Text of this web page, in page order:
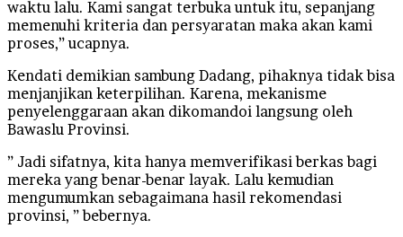
waktu lalu. Kami sangat terbuka untuk itu, sepanjang
memenuhi kriteria dan persyaratan maka akan kami
proses,” ucapnya.
Kendati demikian sambung Dadang, pihaknya tidak bisa
menjanjikan keterpilihan. Karena, mekanisme
penyelenggaraan akan dikomandoi langsung oleh
Bawaslu Provinsi.
” Jadi sifatnya, kita hanya memverifikasi berkas bagi
mereka yang benar-benar layak. Lalu kemudian
mengumumkan sebagaimana hasil rekomendasi
provinsi, ” bebernya.